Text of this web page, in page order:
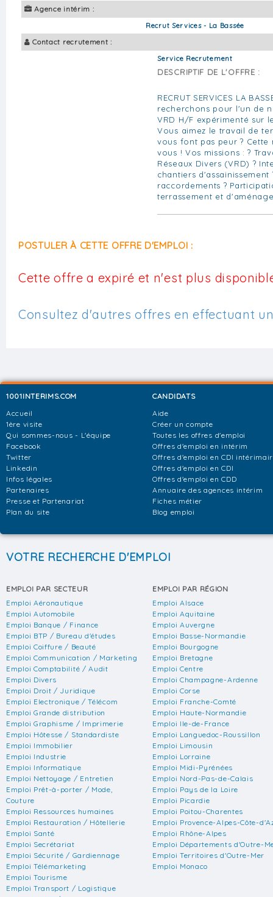
Agence intérim :
Recrut Services - La Bassée
Contact recrutement :
Service Recrutement
DESCRIPTIF DE L'OFFRE :
RECRUT SERVICES LA
recherchons pour l'un de
VRD H/F expérimenté sur
Vous aimez le travail de
vous font pas peur ?
vous ! Vos missions : ?
Réseaux Divers (VRD) ?
chantiers d'assainissement
raccordements ?
terrassement et
POSTULER À CETTE OFFRE D'EMPLOI :
Cette offre a expiré et n'est plus
Consultez d'autres offres en effectuant
1001INTERIMS.COM
Accueil
1ère visite
Qui sommes-nous - L'équipe
Facebook
Twitter
Linkedin
Infos légales
Partenaires
Presse et Partenariat
Plan du site
CANDIDATS
Aide
Créer un compte
Toutes les offres d'emploi
Offres d'emploi en intérim
Offres d'emploi en CDI
Offres d'emploi en CDI
Offres d'emploi en CDD
Annuaire des agences intérim
Fiches métier
Blog emploi
VOTRE RECHERCHE D'EMPLOI
EMPLOI PAR SECTEUR
Emploi Aéronautique
Emploi Automobile
Emploi Banque / Finance
Emploi BTP / Bureau d'études
Emploi Coiffure / Beauté
Emploi Communication / Marketing
Emploi Comptabilité / Audit
Emploi Divers
Emploi Droit / Juridique
Emploi Electronique / Télécom
Emploi Grande distribution
Emploi Graphisme / Imprimerie
Emploi Hôtesse / Standardiste
Emploi Immobilier
Emploi Industrie
Emploi Informatique
Emploi Nettoyage / Entretien
Emploi Prêt-à-porter / Mode,
Couture
Emploi Ressources humaines
Emploi Restauration / Hôtellerie
Emploi Santé
Emploi Secrétariat
Emploi Sécurité / Gardiennage
Emploi Télémarketing
Emploi Tourisme
Emploi Transport / Logistique
EMPLOI PAR RÉGION
Emploi Alsace
Emploi Aquitaine
Emploi Auvergne
Emploi Basse-Normandie
Emploi Bourgogne
Emploi Bretagne
Emploi Centre
Emploi Champagne-Ardenne
Emploi Corse
Emploi Franche-Comté
Emploi Haute-Normandie
Emploi Ile-de-France
Emploi Languedoc-Roussillon
Emploi Limousin
Emploi Lorraine
Emploi Midi-Pyrénées
Emploi Nord-Pas-de-Calais
Emploi Pays de la Loire
Emploi Picardie
Emploi Poitou-Charentes
Emploi Provence-Alpes-Côte-
Emploi Rhône-Alpes
Emploi Départements d'Outre-
Emploi Territoires d'Outre-Mer
Emploi Monaco